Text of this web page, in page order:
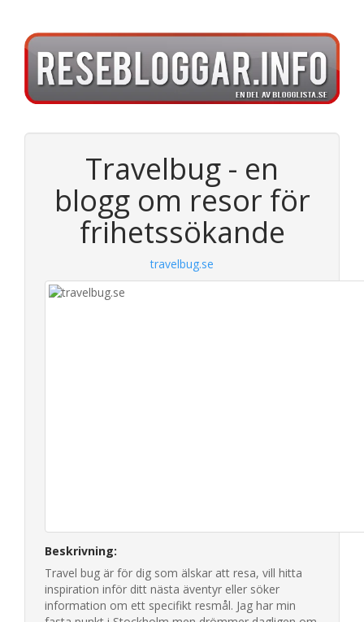
Travelbug - en
blogg om resor för
frihetssökande
travelbug.se
Beskrivning:
Travel bug är för dig som älskar att resa, vill hitta
inspiration inför ditt nästa äventyr eller söker
information om ett specifikt resmål. Jag har min